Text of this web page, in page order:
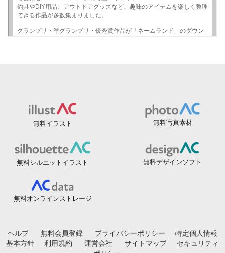
無料イラスト 無料写真素材
無料シルエットイラスト 無料デザインソフト
無料オンラインストレージ
ヘルプ 無料会員登録 プライバシーポリシー
特定個人情報
基本方針
利用規約 運営会社 サイトマップ
セキュリティ